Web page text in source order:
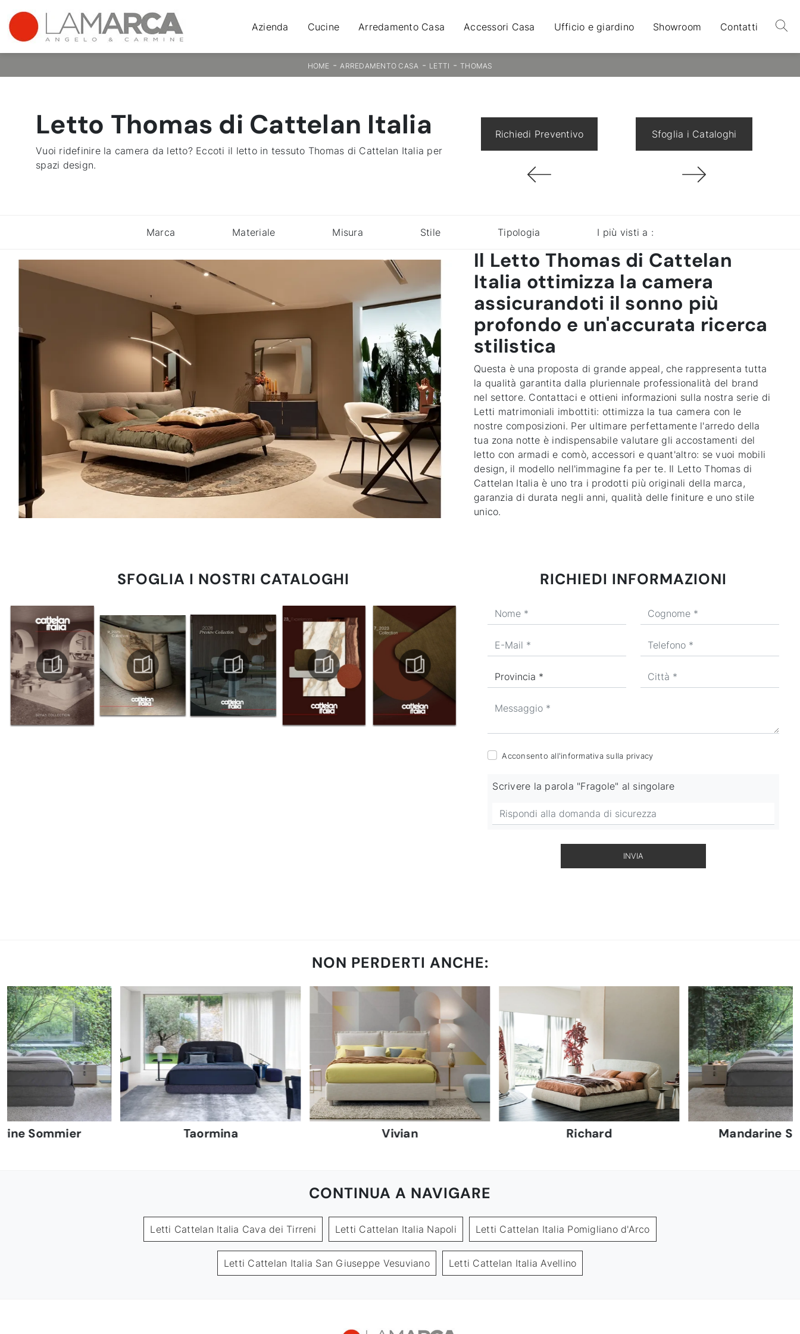
Azienda Cucine Arredamento Casa Accessori Casa Ufficio e giardino Showroom Contatti
HOME -ARREDAMENTO CASA - LETTI - THOMAS
Letto Thomas di Cattelan Italia
Vuoi ridefinire la camera da letto? Eccoti il letto in tessuto Thomas di Cattelan Italia per
spazi design.
Richiedi Preventivo Sfoglia i Cataloghi
Marca Materiale Misura Stile Tipologia I più visti a :
Il Letto Thomas di Cattelan
Italia ottimizza la camera
assicurandoti il sonno più
profondo e un'accurata ricerca
stilistica
Questa è una proposta di grande appeal, che rappresenta tutta
la qualità garantita dalla pluriennale professionalità del brand
nel settore. Contattaci e ottieni informazioni sulla nostra serie di
Letti matrimoniali imbottiti: ottimizza la tua camera con le
nostre composizioni. Per ultimare perfettamente l'arredo della
tua zona notte è indispensabile valutare gli accostamenti del
letto con armadi e comò, accessori e quant'altro: se vuoi mobili
design, il modello nell'immagine fa per te. Il Letto Thomas di
Cattelan Italia è uno tra i prodotti più originali della marca,
garanzia di durata negli anni, qualità delle finiture e uno stile
unico.
SFOGLIA I NOSTRI CATALOGHI RICHIEDI INFORMAZIONI
Acconsento all'informativa sulla privacy
Scrivere la parola "Fragole" al singolare
INVIA
NON PERDERTI ANCHE:
Sommier Taormina Vivian Richard Mandarine
CONTINUA A NAVIGARE
Letti Cattelan Italia Cava dei Tirreni Letti Cattelan Italia Napoli Letti Cattelan Italia Pomigliano d'Arco
Letti Cattelan Italia San Giuseppe Vesuviano Letti Cattelan Italia Avellino